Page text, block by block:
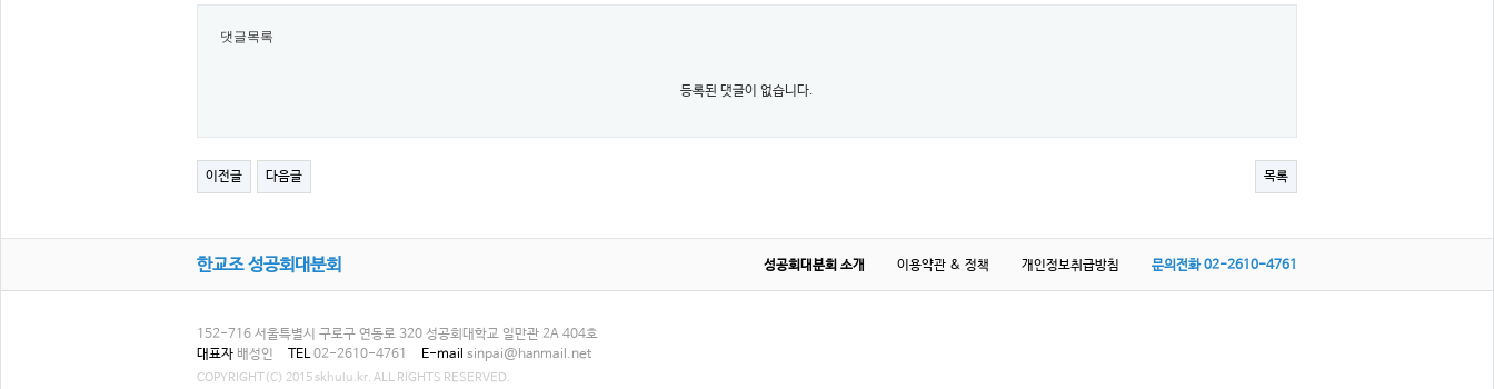
댓글목록
등록된 댓글이 없습니다.
이전글 다음글 목록
한교조 성공회대분회 성공회대분회 소개 이용약관 & 정책 개인정보취급방침 문의전화02-2610-4761
152-716 서울특별시 구로구 연동로 320 성공회대학교 일만관 2A 404호
대표자 배성인 TEL02-2610-4761 E-mail sinpai@hanmail.net
COPYRIGHT(C) 2015 skhulu.kr. ALL RIGHTS RESERVED.